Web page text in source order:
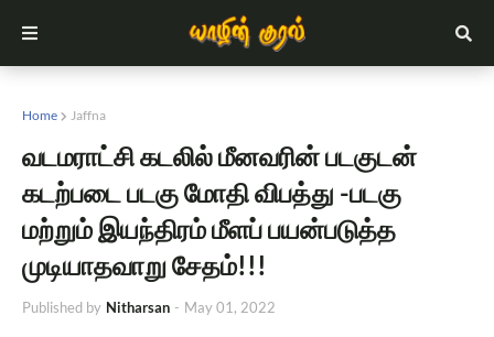
Home Jaffna
வடமராட்சி கடலில் மீனவரின் படகுடன்
கடற்படை படகு மோதி விபத்து -படகு
மற்றும் இயந்திரம் மீளப் பயன்படுத்த
முடியாதவாறு சேதம்!!!
Published by Nitharsan - May 01, 2022